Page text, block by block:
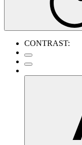
CONTRAST: